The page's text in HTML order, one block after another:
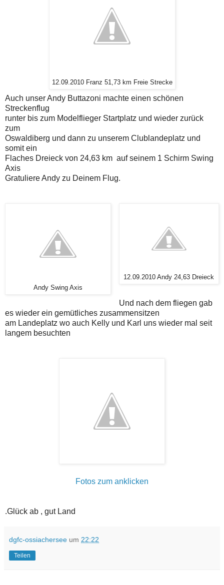
12.09.2010 Franz 51,73 km Freie Strecke
Auch unser And y Buttazoni machte einen schönen
Streckenflug
runter bis zum Modelflieger Startplatz und wieder zurück
zum
Oswaldiberg und dann zu unserem Clublandeplatz und
somit ein
Flaches Dreieck von 24,63 km auf seinem 1 Schirm Swing
Axis
Gratuliere Andy zu Deinem Flug.
Andy Swing Axis
12.09.2010 Andy 24,63 Dreieck
Und nach dem fliegen gab
es wieder ein gemütliches zusammensitzen
am Landeplatz wo auch Kelly und Karl uns wieder mal seit
langem besuchten
Fotos zum anklicken
.Glück ab , gut Land
dgfc-ossiachersee um 22:22
Teilen